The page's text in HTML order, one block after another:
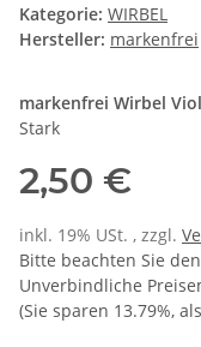
Kategorie: WIRBEL
Hersteller: markenfrei
markenfrei Wirbel
Stark
2,50 €
inkl. 19% USt. , zzgl.
Bitte beachten Sie
Unverbindliche
(Sie sparen 13.79%,